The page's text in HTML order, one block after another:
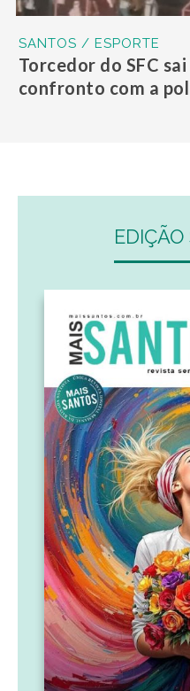
SANTOS / ESPORTE
Torcedor do SFC
confronto com a